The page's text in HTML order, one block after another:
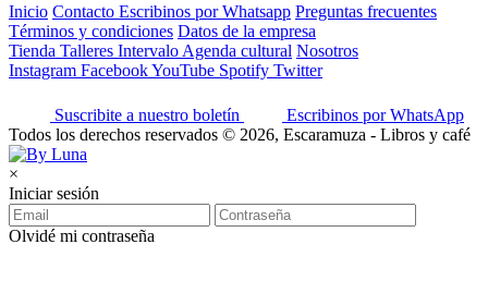
Inicio Contacto Escribinos por Whatsapp Preguntas frecuentes
Términos y condiciones Datos de la empresa
Tienda Talleres Intervalo Agenda cultural Nosotros
Instagram FacebookYouTube Spotify Twitter
Suscribite a nuestro boletín
Escribinos por WhatsApp
Todos los derechos reservados © 2026, Escaramuza - Libros y café
×
Iniciar sesión
Olvidé mi contraseña